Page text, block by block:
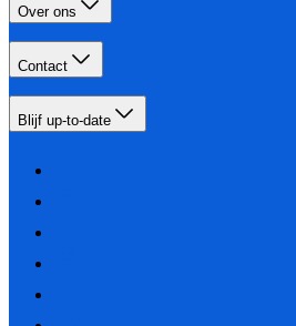
Over ons
Contact
Blijf up-to-date